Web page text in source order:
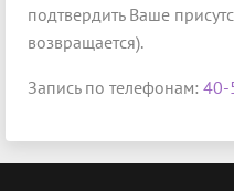
подтвердить Ваше
возвращается).
Запись по телефонам: 40-